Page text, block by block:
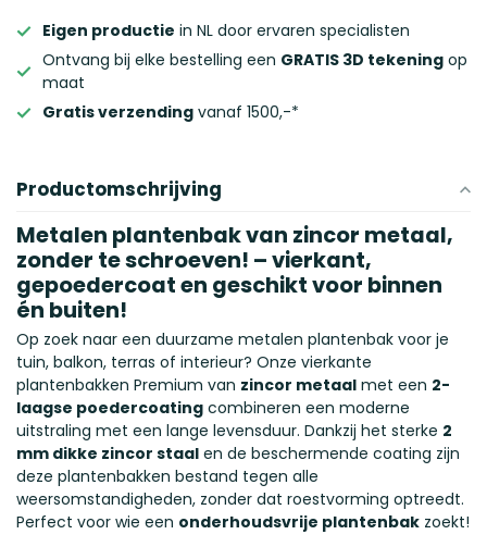
Eigen productie in NL door ervaren specialisten
Ontvang bij elke bestelling een GRATIS 3D tekening op
maat
Gratis verzending vanaf 1500,-*
Productomschrijving
Metalen plantenbak van zincor metaal,
zonder te schroeven! – vierkant,
gepoedercoat en geschikt voor binnen
én buiten!
Op zoek naar een duurzame metalen plantenbak voor je
tuin, balkon, terras of interieur? Onze vierkante
plantenbakken Premium van zincor metaal met een 2-
laagse poedercoating combineren een moderne
uitstraling met een lange levensduur. Dankzij het sterke 2
mm dikke zincor staal en de beschermende coating zijn
deze plantenbakken bestand tegen alle
weersomstandigheden, zonder dat roestvorming optreedt.
Perfect voor wie een onderhoudsvrije plantenbak zoekt!